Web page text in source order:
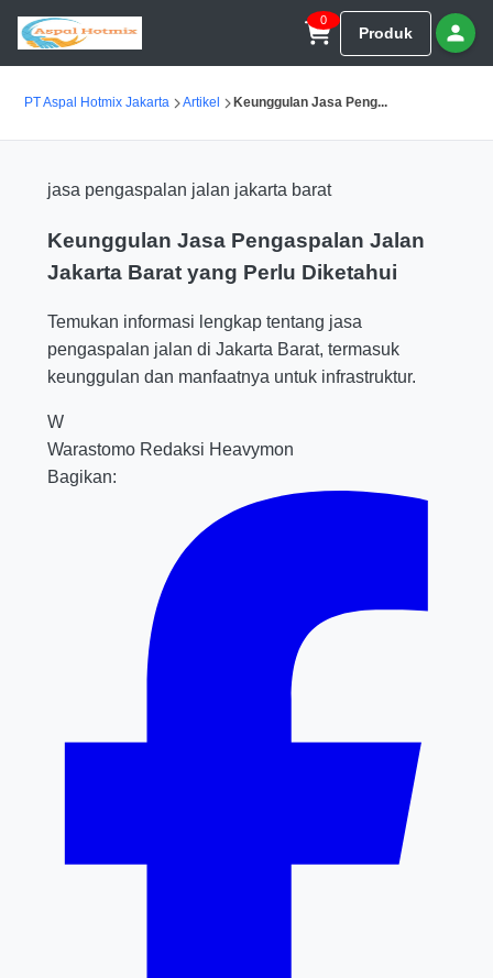
0
Produk
PT Aspal Hotmix Jakarta Artikel Keunggulan Jasa Peng...
jasa pengaspalan jalan jakarta barat
Keunggulan Jasa Pengaspalan Jalan
Jakarta Barat yang Perlu Diketahui
Temukan informasi lengkap tentang jasa
pengaspalan jalan di Jakarta Barat, termasuk
keunggulan dan manfaatnya untuk infrastruktur.
W
Warastomo Redaksi Heavymon
Bagikan: